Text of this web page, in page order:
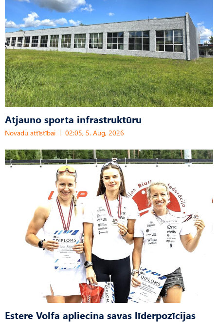
Atjauno sporta infrastruktūru
Novadu attīstībai 02:05, 5. Aug, 2026
Estere Volfa apliecina savas līderpozīcijas